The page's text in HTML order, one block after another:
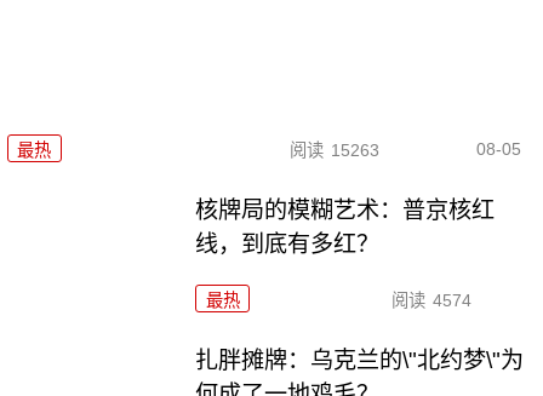
最热 阅读 15263 08-05
核牌局的模糊艺术：普京核红
线，到底有多红？
最热 阅读 4574
扎胖摊牌：乌克兰的\"北约梦\"为